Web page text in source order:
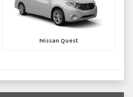
Nissan Quest